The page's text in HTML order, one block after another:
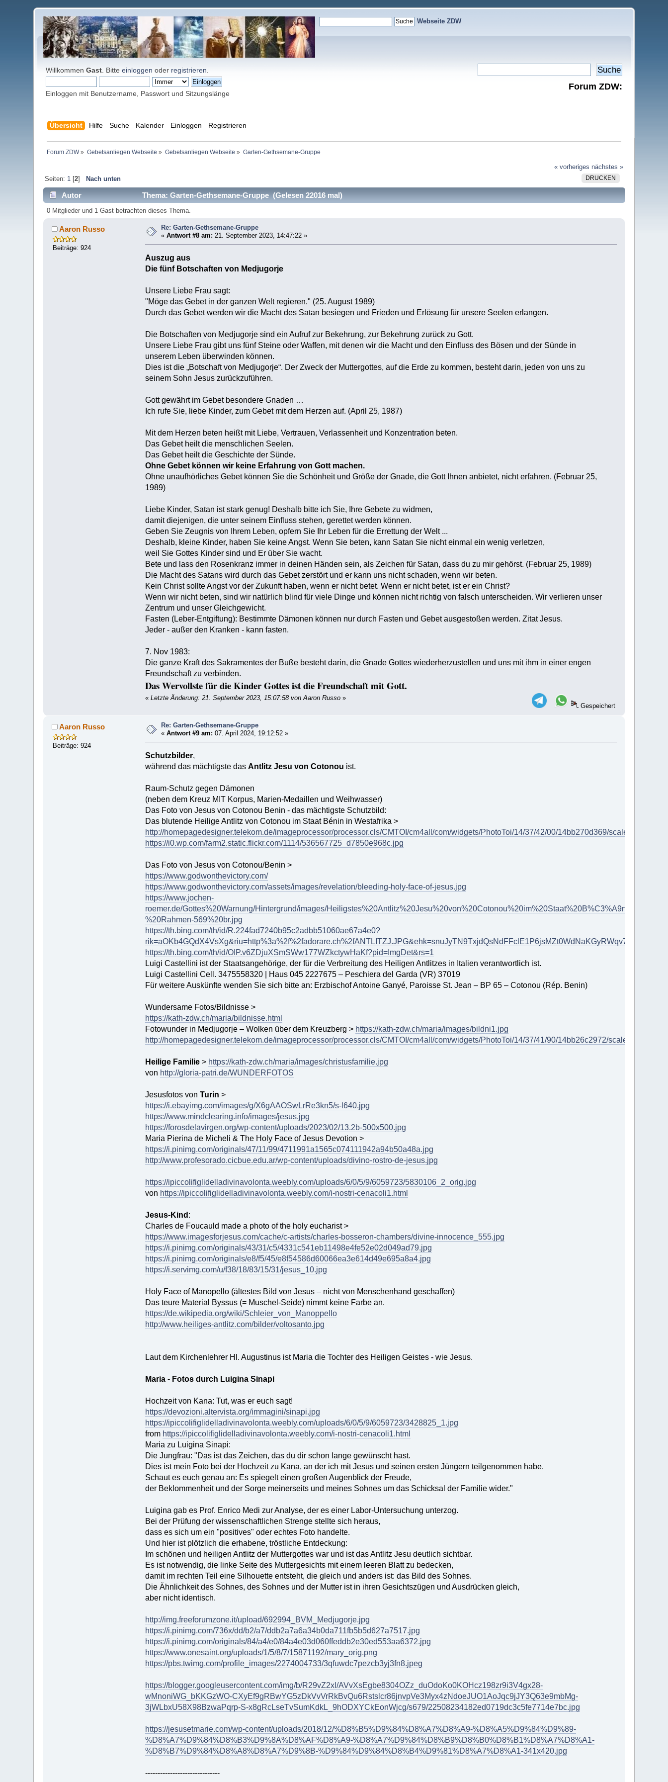
Webseite ZDW
WillkommenGast . Bitteeinloggen oder registrieren
Einloggen mit Benutzername, Passwort und Sitzungslänge
Forum ZDW:
Übersicht Hilfe Suche Kalender Einloggen Registrieren
Forum ZDW» Gebetsanliegen Webseite » Gebetsanliegen Webseite » Garten-Gethsemane-Gruppe
« vorheriges nächstes »
DRUCKEN
Seiten: 1[2] Nach unten
Autor Thema: Garten-Gethsemane-Gruppe (Gelesen 22016 mal)
0 Mitglieder und 1 Gast betrachten dieses Thema.
Aaron Russo
Beiträge: 924
Re: Garten-Gethsemane-Gruppe
«Antwort #8 am: 21. September 2023, 14:47:22 »
Auszug aus
Die fünf Botschaften von Medjugorje
Unsere Liebe Frau sagt:
"Möge das Gebet in der ganzen Welt regieren." (25. August 1989)
Durch das Gebet werden wir die Macht des Satan besiegen und Frieden und Erlösung für unsere Seelen erlangen.
Die Botschaften von Medjugorje sind ein Aufruf zur Bekehrung, zur Bekehrung zurück zu Gott.
Unsere Liebe Frau gibt uns fünf Steine oder Waffen, mit denen wir die Macht und den Einfluss des Bösen und der Sünde in
unserem Leben überwinden können.
Dies ist die „Botschaft von Medjugorje“. Der Zweck der Muttergottes, auf die Erde zu kommen, besteht darin, jeden von uns zu
seinem Sohn Jesus zurückzuführen.
Gott gewährt im Gebet besondere Gnaden …
Ich rufe Sie, liebe Kinder, zum Gebet mit dem Herzen auf. (April 25, 1987)
Mit dem Herzen beten heißt mit Liebe, Vertrauen, Verlassenheit und Konzentration beten.
Das Gebet heilt die menschlichen Seelen.
Das Gebet heilt die Geschichte der Sünde.
Ohne Gebet können wir keine Erfahrung von Gott machen.
Ohne unaufhörliches Gebet können Sie die Schönheit und Größe der Gnade, die Gott Ihnen anbietet, nicht erfahren. (Februar 25,
1989)
Liebe Kinder, Satan ist stark genug! Deshalb bitte ich Sie, Ihre Gebete zu widmen,
damit diejenigen, die unter seinem Einfluss stehen, gerettet werden können.
Geben Sie Zeugnis von Ihrem Leben, opfern Sie Ihr Leben für die Errettung der Welt ...
Deshalb, kleine Kinder, haben Sie keine Angst. Wenn Sie beten, kann Satan Sie nicht einmal ein wenig verletzen,
weil Sie Gottes Kinder sind und Er über Sie wacht.
Bete und lass den Rosenkranz immer in deinen Händen sein, als Zeichen für Satan, dass du zu mir gehörst. (Februar 25, 1989)
Die Macht des Satans wird durch das Gebet zerstört und er kann uns nicht schaden, wenn wir beten.
Kein Christ sollte Angst vor der Zukunft haben, wenn er nicht betet. Wenn er nicht betet, ist er ein Christ?
Wenn wir nicht beten, sind wir natürlich blind für viele Dinge und können nicht richtig von falsch unterscheiden. Wir verlieren unser
Zentrum und unser Gleichgewicht.
Fasten (Leber-Entgiftung): Bestimmte Dämonen können nur durch Fasten und Gebet ausgestoßen werden. Zitat Jesus.
Jeder - außer den Kranken - kann fasten.
7. Nov 1983:
Die ganze Kraft des Sakramentes der Buße besteht darin, die Gnade Gottes wiederherzustellen und uns mit ihm in einer engen
Freundschaft zu verbinden.
Das Wervollste für die Kinder Gottes ist die Freundschaft mit Gott.
« Letzte Änderung: 21. September 2023, 15:07:58 von Aaron Russo »
Gespeichert
Aaron Russo
Beiträge: 924
Re: Garten-Gethsemane-Gruppe
«Antwort #9 am: 07. April 2024, 19:12:52 »
Schutzbilder,
während das mächtigste das Antlitz Jesu von Cotonou ist.
Raum-Schutz gegen Dämonen
(neben dem Kreuz MIT Korpus, Marien-Medaillen und Weihwasser)
Das Foto von Jesus von Cotonou Benin - das mächtigste Schutzbild:
Das blutende Heilige Antlitz von Cotonou im Staat Bénin in Westafrika >
http://homepagedesigner.telekom.de/imageprocessor/processor.cls/CMTOI/cm4all/com/widgets/PhotoToi/14/37/42/00/14bb270d369/
https://i0.wp.com/farm2.static.flickr.com/1114/536567725_d7850e968c.jpg
Das Foto von Jesus von Cotonou/Benin >
https://www.godwonthevictory.com/
https://www.godwonthevictory.com/assets/images/revelation/bleeding-holy-face-of-jesus.jpg
https://www.jochen-
roemer.de/Gottes%20Warnung/Hintergrund/images/
%20Rahmen-569%20br.jpg
https://th.bing.com/th/id/R.224fad7240b95c2adbb51060ae67a4e0?
https://th.bing.com/th/id/OIP.v6ZDjuXSmSWw177WZkctywHaKf?pid=ImgDet&rs=1
Luigi Castellini ist der Staatsangehörige, der für die Verbreitung des Heiligen Antlitzes in Italien verantwortlich ist.
Luigi Castellini Cell. 3475558320 | Haus 045 2227675 – Peschiera del Garda (VR) 37019
Für weitere Auskünfte wenden Sie sich bitte an: Erzbischof Antoine Ganyé, Paroisse St. Jean – BP 65 – Cotonou (Rép. Benin)
Wundersame Fotos/Bildnisse >
https://kath-zdw.ch/maria/bildnisse.html
Fotowunder in Medjugorje – Wolken über dem Kreuzberg > https://kath-zdw.ch/maria/images/bildni1.jpg
http://homepagedesigner.telekom.de/imageprocessor/processor.cls/CMTOI/cm4all/com/widgets/PhotoToi/14/37/41/90/14bb26c2972/
Heilige Familie > https://kath-zdw.ch/maria/images/christusfamilie.jpg
von http://gloria-patri.de/WUNDERFOTOS
Jesusfotos von Turin >
https://i.ebayimg.com/images/g/X6gAAOSwLrRe3kn5/s-l640.jpg
https://www.mindclearing.info/images/jesus.jpg
https://forosdelavirgen.org/wp-content/uploads/2023/02/13.2b-500x500.jpg
Maria Pierina de Micheli & The Holy Face of Jesus Devotion >
https://i.pinimg.com/originals/47/11/99/4711991a1565c074111942a94b50a48a.jpg
http://www.profesorado.cicbue.edu.ar/wp-content/uploads/divino-rostro-de-jesus.jpg
https://ipiccolifiglidelladivinavolonta.weebly.com/uploads/6/0/5/9/6059723/5830106_2_orig.jpg
von https://ipiccolifiglidelladivinavolonta.weebly.com/i-nostri-cenacoli1.html
Jesus-Kind :
Charles de Foucauld made a photo of the holy eucharist >
https://www.imagesforjesus.com/cache/c-artists/charles-bosseron-chambers/divine-innocence_555.jpg
https://i.pinimg.com/originals/43/31/c5/4331c541eb11498e4fe52e02d049ad79.jpg
https://i.pinimg.com/originals/e8/f5/45/e8f54586d60066ea3e614d49e695a8a4.jpg
https://i.servimg.com/u/f38/18/83/15/31/jesus_10.jpg
Holy Face of Manopello (ältestes Bild von Jesus – nicht von Menschenhand geschaffen)
Das teure Material Byssus (= Muschel-Seide) nimmt keine Farbe an.
https://de.wikipedia.org/wiki/Schleier_von_Manoppello
http://www.heiliges-antlitz.com/bilder/voltosanto.jpg
Laut dem Kirchenlehrer Hl. Augustinus ist Maria die Tochter des Heiligen Geistes - wie Jesus.
Maria - Fotos durch Luigina Sinapi
Hochzeit von Kana: Tut, was er euch sagt!
https://devozioni.altervista.org/immagini/sinapi.jpg
https://ipiccolifiglidelladivinavolonta.weebly.com/uploads/6/0/5/9/6059723/3428825_1.jpg
from https://ipiccolifiglidelladivinavolonta.weebly.com/i-nostri-cenacoli1.html
Maria zu Luigina Sinapi:
Die Jungfrau: "Das ist das Zeichen, das du dir schon lange gewünscht hast.
Dies ist mein Foto bei der Hochzeit zu Kana, an der ich mit Jesus und seinen ersten Jüngern teilgenommen habe.
Schaut es euch genau an: Es spiegelt einen großen Augenblick der Freude,
der Beklommenheit und der Sorge meinerseits und meines Sohnes um das Schicksal der Familie wider."
Luigina gab es Prof. Enrico Medi zur Analyse, der es einer Labor-Untersuchung unterzog.
Bei der Prüfung der wissenschaftlichen Strenge stellte sich heraus,
dass es sich um ein "positives" oder echtes Foto handelte.
Und hier ist plötzlich die erhabene, tröstliche Entdeckung:
Im schönen und heiligen Antlitz der Muttergottes war und ist das Antlitz Jesu deutlich sichtbar.
Es ist notwendig, die linke Seite des Muttergesichts mit einem leeren Blatt zu bedecken,
damit im rechten Teil eine Silhouette entsteht, die gleich und anders ist: das Bild des Sohnes.
Die Ähnlichkeit des Sohnes, des Sohnes und der Mutter ist in ihren Gesichtszügen und Ausdrücken gleich,
aber nicht identisch.
http://img.freeforumzone.it/upload/692994_BVM_Medjugorje.jpg
https://i.pinimg.com/736x/dd/b2/a7/ddb2a7a6a34b0da711fb5b5d627a7517.jpg
https://i.pinimg.com/originals/84/a4/e0/84a4e03d060ffeddb2e30ed553aa6372.jpg
https://www.onesaint.org/uploads/1/5/8/7/15871192/mary_orig.png
https://pbs.twimg.com/profile_images/2274004733/3qfuwdc7pezcb3yj3fn8.jpeg
https://blogger.googleusercontent.com/img/b/R29vZ2xl/AVvXsEgbe8304OZz_duOdoKo0KOHcz198zr9i3V4gx28-
wMnoniWG_bKKGzWO-CXyEf9gRBwYG5zDkVvVrRkBvQu6Rstslcr86jnvpVe3Myx4zNdoeJUO1AoJqc9jJY3Q63e9mbMg-
3jWLbxU58X98BzwaPqrp-S-x8gRcLseTvSumKdkL_9hODXYCkEonWjcg/s679/22508234182ed0719dc3c5fe7714e7bc.jpg
https://jesusetmarie.com/wp-content/uploads/2018/12/%D8%B5%D9%84%D8%A7%D8%A9-%D8%A5%D9%84%D9%89-
%D8%A7%D9%84%D8%B3%D9%8A%D8%AF%D8%A9-%D8%A7%D9%84%D8%B9%D8%B0%D8%B1%D8%A7%D8%A1-
%D8%B7%D9%84%D8%A8%D8%A7%D9%8B-%D9%84%D9%84%D8%B4%D9%81%D8%A7%D8%A1-341x420.jpg
------------------------------